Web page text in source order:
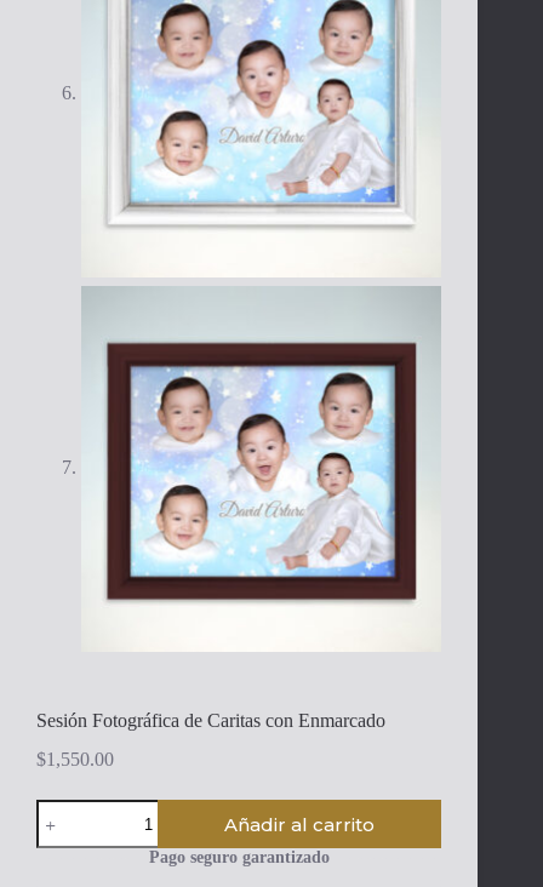
Sesión Fotográfica de Caritas con Enmarcado
$1,550.00
Sesión
Fotográfica
de
Añadir al carrito
Pago seguro garantizado